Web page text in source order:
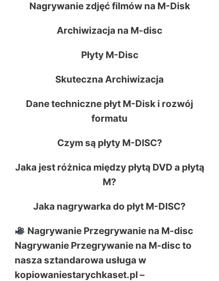
Nagrywanie zdjęć filmów na M-Disk
Archiwizacja na M-disc
Płyty M-Disc
Skuteczna Archiwizacja
Dane techniczne płyt M-Disk i rozwój
formatu
Czym są płyty M-DISC?
Jaka jest różnica między płytą DVD a płytą
M?
Jaka nagrywarka do płyt M-DISC?
Nagrywanie Przegrywanie na M-disc
Nagrywanie Przegrywanie na M-disc to
nasza sztandarowa usługa w
kopiowaniestarychkaset.pl –